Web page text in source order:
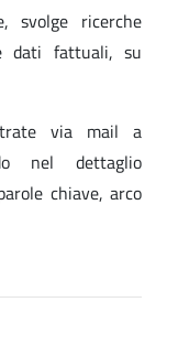
svolge ricerche
dati fattuali, su
via mail a
nel dettaglio
chiave, arco